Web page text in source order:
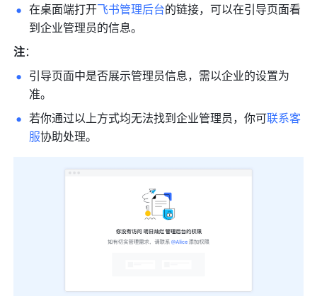
在桌面端打开飞书管理后台的链接，可以在引导页面看
到企业管理员的信息。
注：
引导页面中是否展示管理员信息，需以企业的设置为
准。
若你通过以上方式均无法找到企业管理员，你可联系客
服协助处理。